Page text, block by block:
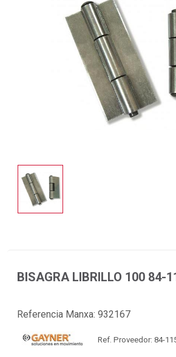
BISAGRA LIBRILLO 100 84-
Referencia Manxa: 932167
Ref. Proveedor: 84-